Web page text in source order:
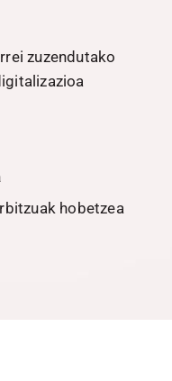
zuzendutako
hobetzea